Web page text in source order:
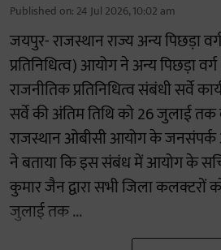
Published on: 24 Jul 2026, 10:02 am
जयपुर- राजस्थान राज्य अन्य पिछड़ा
प्रतिनिधित्व) आयोग ने अन्य पिछड़ा
राजनीतिक प्रतिनिधित्व संबंधी सर्वे
सर्वे की अंतिम तिथि को 26 जुलाई तक
राजस्थान ओबीसी आयोग के जनसंपर्क
ने बताया कि इस संबंध में आयोग के
कुमार जैन द्वारा सभी जिला कलक्टरों
जुलाई तक ...